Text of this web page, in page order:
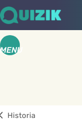
MENU
Historia